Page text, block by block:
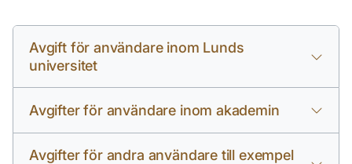
Avgift för användare inom Lunds
universitet
Avgifter för användare inom akademin
Avgifter för andra användare till exempel